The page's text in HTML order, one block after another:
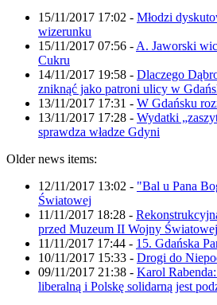
15/11/2017 17:02 - Młodzi
wizerunku
15/11/2017 07:56 - A. Jaworski
Cukru
14/11/2017 19:58 - Dlaczego
zniknąć jako patroni ulicy w
13/11/2017 17:31 - W Gdańsku
13/11/2017 17:28 - Wydatki
sprawdza władze Gdyni
Older news items:
12/11/2017 13:02 - "Bal u Pana
Światowej
11/11/2017 18:28 -
przed Muzeum II Wojny Światowej
11/11/2017 17:44 - 15. Gdańska
10/11/2017 15:33 - Drogi do
09/11/2017 21:38 - Karol
liberalną i Polskę solidarną jest